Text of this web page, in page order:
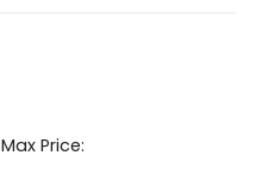
Max Price: